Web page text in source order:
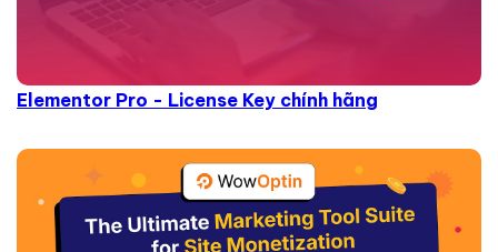
Elementor Pro - License Key chính hãng